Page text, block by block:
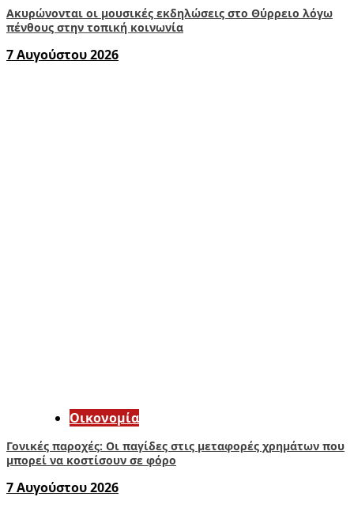
Ακυρώνονται οι μουσικές εκδηλώσεις στο Θύρρειο λόγω
πένθους στην τοπική κοινωνία
7 Αυγούστου 2026
Οικονομία
Γονικές παροχές: Οι παγίδες στις μεταφορές χρημάτων που
μπορεί να κοστίσουν σε φόρο
7 Αυγούστου 2026